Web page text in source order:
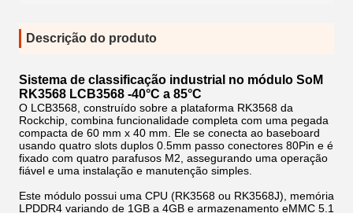
Descrição do produto
Sistema de classificação industrial no módulo SoM
RK3568 LCB3568 -40°C a 85°C
O LCB3568, construído sobre a plataforma RK3568 da
Rockchip, combina funcionalidade completa com uma pegada
compacta de 60 mm x 40 mm. Ele se conecta ao baseboard
usando quatro slots duplos 0.5mm passo conectores 80Pin e é
fixado com quatro parafusos M2, assegurando uma operação
fiável e uma instalação e manutenção simples.
Este módulo possui uma CPU (RK3568 ou RK3568J), memória
LPDDR4 variando de 1GB a 4GB e armazenamento eMMC 5.1